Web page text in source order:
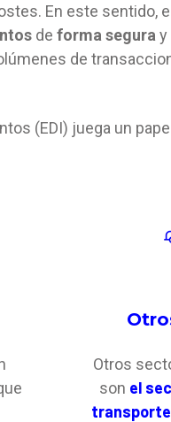
En este sentido,
de forma segura y
de
(EDI) juega un
Otros
son el
transporte